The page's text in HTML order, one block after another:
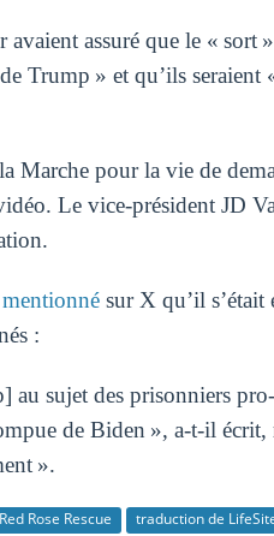
assuré que le « sort
Trump » et qu’ils seraient
Marche pour la vie de
Le vice-président JD
mentionnésur X qu’il s’était
:
au sujet des prisonniers
de Biden », a-t-il
».
Red Rose Rescue traduction de